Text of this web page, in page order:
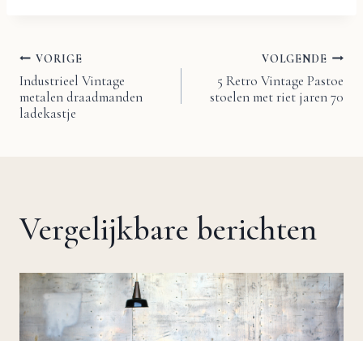
Bericht
navigatie
VORIGE
Industrieel Vintage
metalen draadmanden
ladekastje
VOLGENDE
5 Retro Vintage Pastoe
stoelen met riet jaren 70
Vergelijkbare berichten